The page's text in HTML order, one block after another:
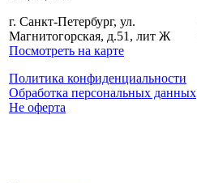
г. Санкт-Петербург, ул.
Магнитогорская, д.51, лит Ж
Посмотреть на карте
Политика конфиденциальности
Обработка персональных данных
Не оферта